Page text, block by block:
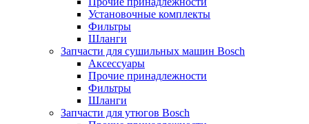
Установочные комплекты
Фильтры
Шланги
Запчасти для сушильных машин Bosch
Аксессуары
Прочие принадлежности
Фильтры
Шланги
Запчасти для утюгов Bosch